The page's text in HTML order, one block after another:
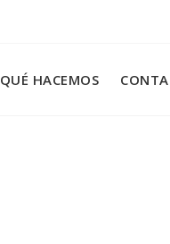
QUÉ HACEMOS